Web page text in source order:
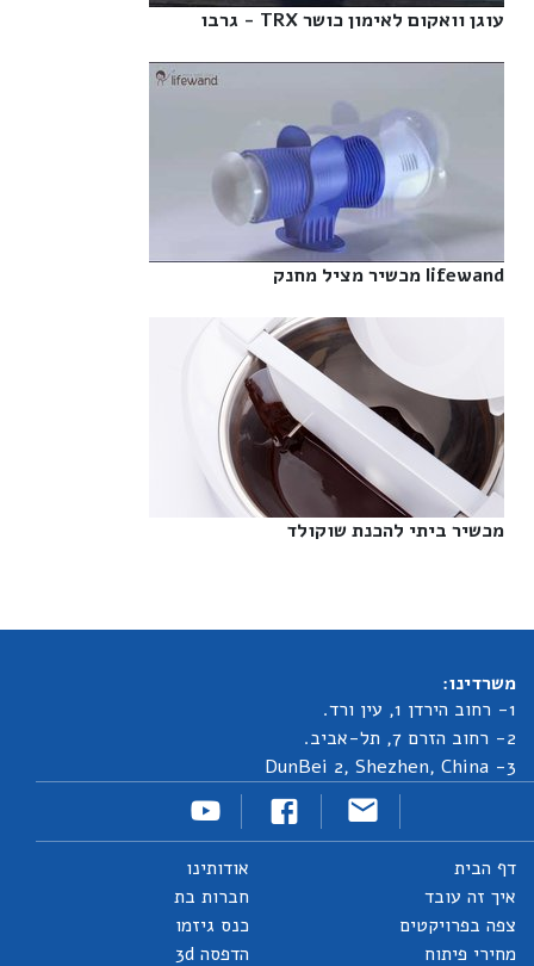
עוגן וואקום לאימון כושר TRX - גרבו‎
lifewand מכשיר מציל מחנק‎
מכשיר ביתי להכנת שוקולד‎
משרדינו:
1- רחוב הירדן 1, עין ורד.
2- רחוב הזרם 7, תל-אביב.
3- DunBei 2, Shezhen, China
דף הבית
איך זה עובד
צפה בפרויקטים
מחירי פיתוח
אודותינו
חברות בת
כנס גיזמו
הדפסה 3d